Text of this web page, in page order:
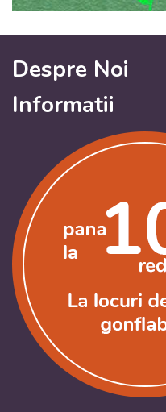
Despre Noi
Informatii